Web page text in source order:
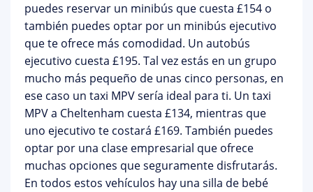
puedes reservar un minibús que cuesta £154 o
también puedes optar por un minibús ejecutivo
que te ofrece más comodidad. Un autobús
ejecutivo cuesta £195. Tal vez estás en un grupo
mucho más pequeño de unas cinco personas, en
ese caso un taxi MPV sería ideal para ti. Un taxi
MPV a Cheltenham cuesta £134, mientras que
uno ejecutivo te costará £169. También puedes
optar por una clase empresarial que ofrece
muchas opciones que seguramente disfrutarás.
En todos estos vehículos hay una silla de bebé